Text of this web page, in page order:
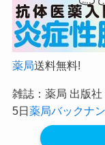
薬局送料無料!
雑誌：薬局 出版
5日薬局バックナ